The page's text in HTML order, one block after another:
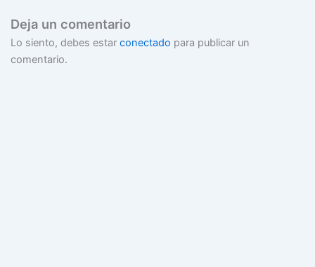
Deja un comentario
Lo siento, debes estar conectado para publicar un
comentario.